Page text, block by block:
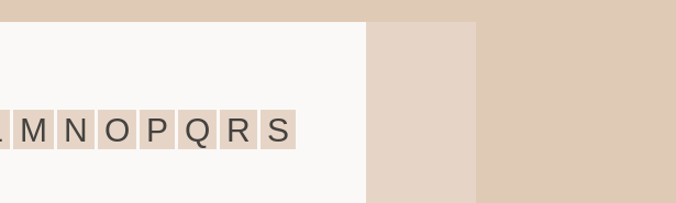
M N O P Q R S